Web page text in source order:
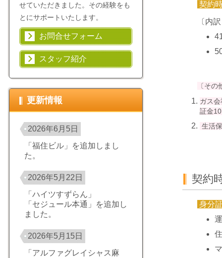
契約
〔内
〔そ
ガス
証金
生活
契約
身分
せていただきました。その経験をも
とにサポートいたします。
お問合せフォーム
スタッフ紹介
更新情報
2026年6月5日
「福住ビル」を追加しまし
た。
2026年5月22日
「ハイツすずらん」
「セジュール本通」を追加し
ました。
2026年5月15日
「アルファグレイシャス麻